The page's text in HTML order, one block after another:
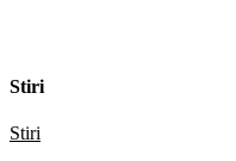
Stiri
Stiri